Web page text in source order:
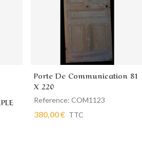
Ajouter au panier
Porte De Communication 81
X 220
Reference: COM1123
380,00 € TTC